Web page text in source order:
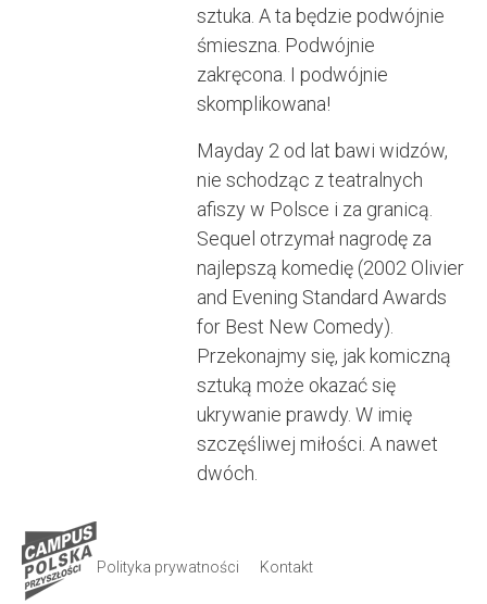
sztuka. A ta będzie podwójnie
śmieszna. Podwójnie
zakręcona. I podwójnie
skomplikowana!
Mayday 2 od lat bawi widzów,
nie schodząc z teatralnych
afiszy w Polsce i za granicą.
Sequel otrzymał nagrodę za
najlepszą komedię (2002 Olivier
and Evening Standard Awards
for Best New Comedy).
Przekonajmy się, jak komiczną
sztuką może okazać się
ukrywanie prawdy. W imię
szczęśliwej miłości. A nawet
dwóch.
Polityka prywatności Kontakt